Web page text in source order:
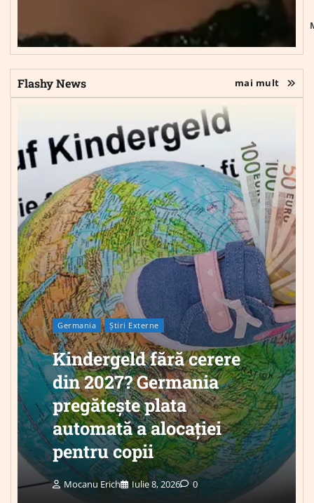
Flashy News mai mult
Germania Știri Externe
Kindergeld fără cerere
din 2027? Germania
pregătește plata
automată a alocației
pentru copii
Mocanu Erich Iulie 8, 2026 0